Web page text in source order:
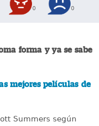
0 0
forma y ya se sabe
mejores películas de
Summers según